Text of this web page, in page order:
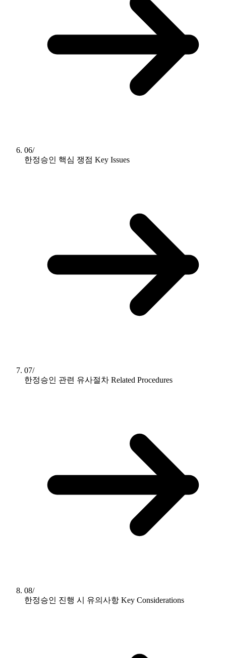
06/
한정승인 핵심 쟁점 Key Issues
07/
한정승인 관련 유사절차 Related Procedures
08/
한정승인 진행 시 유의사항 Key Considerations